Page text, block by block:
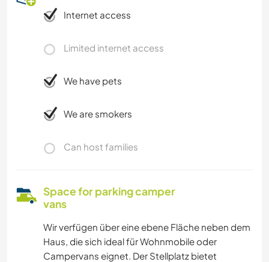
Internet access
Limited internet access
We have pets
We are smokers
Can host families
Space for parking camper
vans
Wir verfügen über eine ebene Fläche neben dem
Haus, die sich ideal für Wohnmobile oder
Campervans eignet. Der Stellplatz bietet